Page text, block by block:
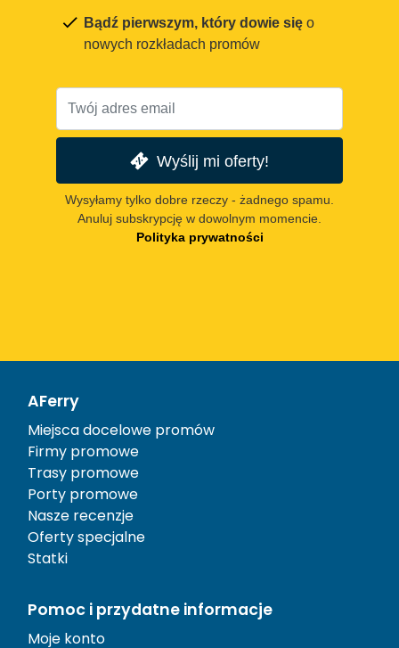
Bądź pierwszym, który dowie się o
nowych rozkładach promów
Wyślij mi oferty!
Wysyłamy tylko dobre rzeczy - żadnego spamu.
Anuluj subskrypcję w dowolnym momencie.
Polityka prywatności
AFerry
Miejsca docelowe promów
Firmy promowe
Trasy promowe
Porty promowe
Nasze recenzje
Oferty specjalne
Statki
Pomoc i przydatne informacje
Moje konto